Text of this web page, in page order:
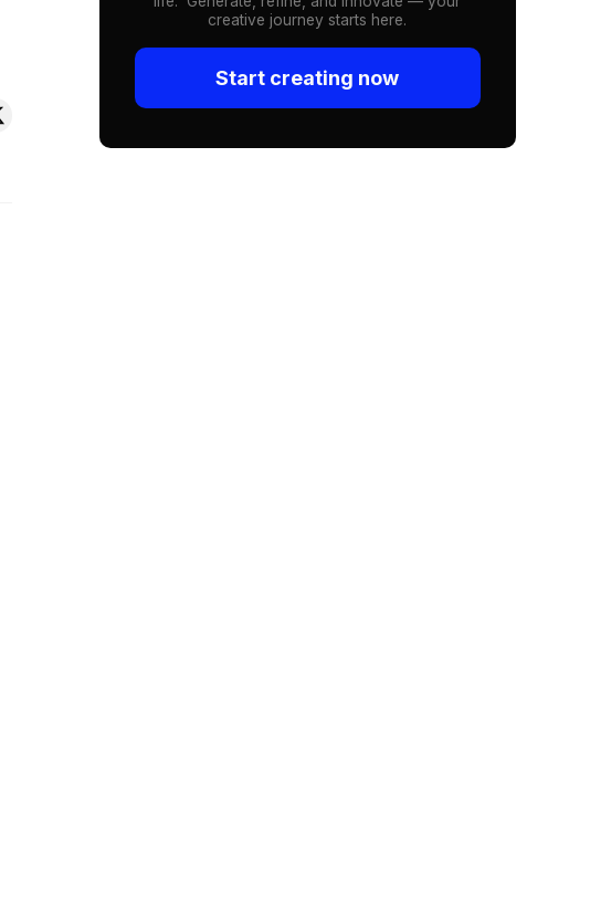
creative journey starts here.
Start creating now